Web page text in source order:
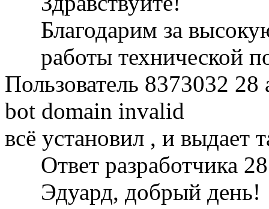
Благодарим за
работы технической
Пользователь 8373032 28
bot domain invalid
всё установил , и выдает
Ответ разработчика
Эдуард, добрый день!